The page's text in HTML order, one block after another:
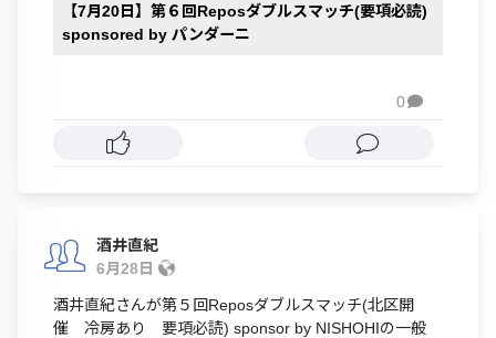
【7月20日】第６回Reposダブルスマッチ(要項必読)
sponsored by パンダーニ
0
酒井直紀
6月28日
酒井直紀さんが第５回Reposダブルスマッチ(北区開
催 冷房あり 要項必読) sponsor by NISHOHIの一般